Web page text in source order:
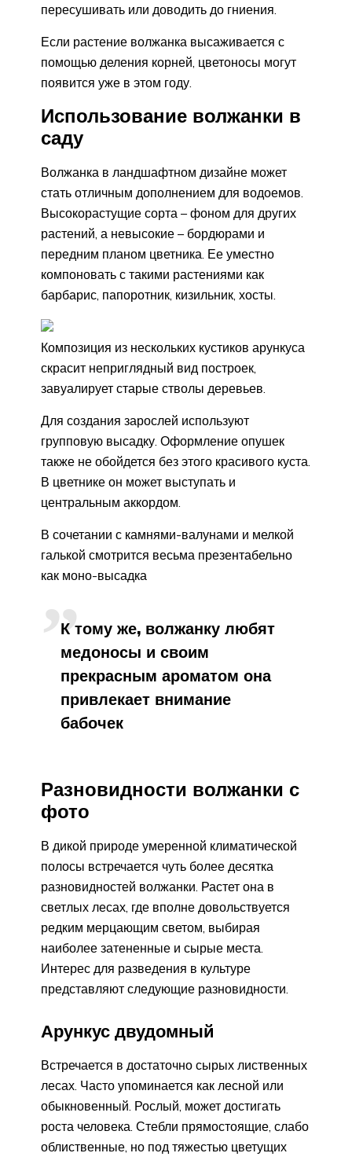
пересушивать или доводить до гниения.
Если растение волжанка высаживается с
помощью деления корней, цветоносы могут
появится уже в этом году.
Использование волжанки в
саду
Волжанка в ландшафтном дизайне может
стать отличным дополнением для водоемов.
Высокорастущие сорта – фоном для других
растений, а невысокие – бордюрами и
передним планом цветника. Ее уместно
компоновать с такими растениями как
барбарис, папоротник, кизильник, хосты.
Композиция из нескольких кустиков арункуса
скрасит неприглядный вид построек,
завуалирует старые стволы деревьев.
Для создания зарослей используют
групповую высадку. Оформление опушек
также не обойдется без этого красивого куста.
В цветнике он может выступать и
центральным аккордом.
В сочетании с камнями-валунами и мелкой
галькой смотрится весьма презентабельно
как моно-высадка
К тому же, волжанку любят
медоносы и своим
прекрасным ароматом она
привлекает внимание
бабочек
Разновидности волжанки с
фото
В дикой природе умеренной климатической
полосы встречается чуть более десятка
разновидностей волжанки. Растет она в
светлых лесах, где вполне довольствуется
редким мерцающим светом, выбирая
наиболее затененные и сырые места.
Интерес для разведения в культуре
представляют следующие разновидности.
Арункус двудомный
Встречается в достаточно сырых лиственных
лесах. Часто упоминается как лесной или
обыкновенный. Рослый, может достигать
роста человека. Стебли прямостоящие, слабо
облиственные, но под тяжестью цветущих